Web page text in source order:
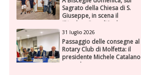
presenza sul territorio
Sagrato della Chiesa di S.
Giuseppe, in scena il
“Rigoletto” con l’Orchestra
Sinfonica Federiciana
31 luglio 2026
Passaggio delle consegne al
Rotary Club di Molfetta: il
presidente Michele Catalano
succede a se stesso